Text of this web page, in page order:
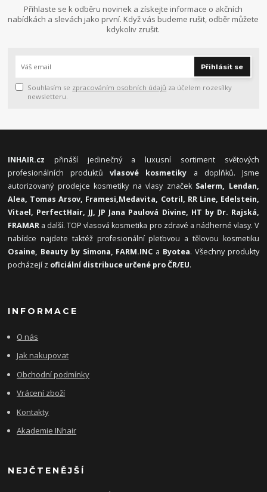
Přihlaste se k odběru novinek a získejte informace o akčních
nabídkách a slevách jako první. Když vás budeme rušit, odběr můžete
kdykoliv zrušit.
Přihlásit se
Souhlasím se zpracováním osobních údajů za účelem rozesílky
newsletteru.
INHAIR.cz přináší jedinečný a luxusní sortiment světových
profesionálních produktůvlasové kosmetiky a doplňků. Jsme
autorizovaný prodejce kosmetiky na vlasy značek Salerm, Lendan,
Alea, Tomas Arsov, Framesi,Medavita, Cotril, RR Line, Edelstein,
Vitael, PerfectHair, JJ, JP Jana Paulová Divine, HT by Dr. Rajská,
FRAMAR a další. TOP vlasová kosmetika pro zdravé a nádherné vlasy. V
nabídce najdete taktéž profesionální pleťovou a tělovou kosmetiku
Osaine, Beauty by Simona, FARM.INC a Byotea. Všechny produkty
pocházejí z oficiální distribuce určené pro ČR/EU.
INFORMACE
O nás
Jak nakupovat
Obchodní podmínky
Vrácení zboží
Kontakty
Akademie INhair
NEJČTENĚJŠÍ